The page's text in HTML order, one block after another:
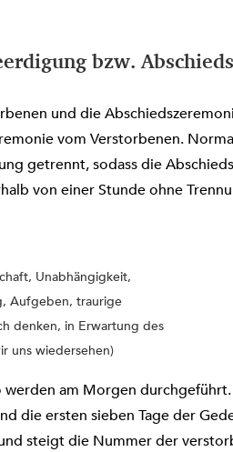
bzw.
und die
vom Verstorbenen.
getrennt, sodass die
von einer Stunde ohne
Unabhängigkeit,
Aufgeben, traurige
denken, in Erwartung des
uns wiedersehen)
am Morgen
die ersten sieben Tage der
steigt die Nummer der